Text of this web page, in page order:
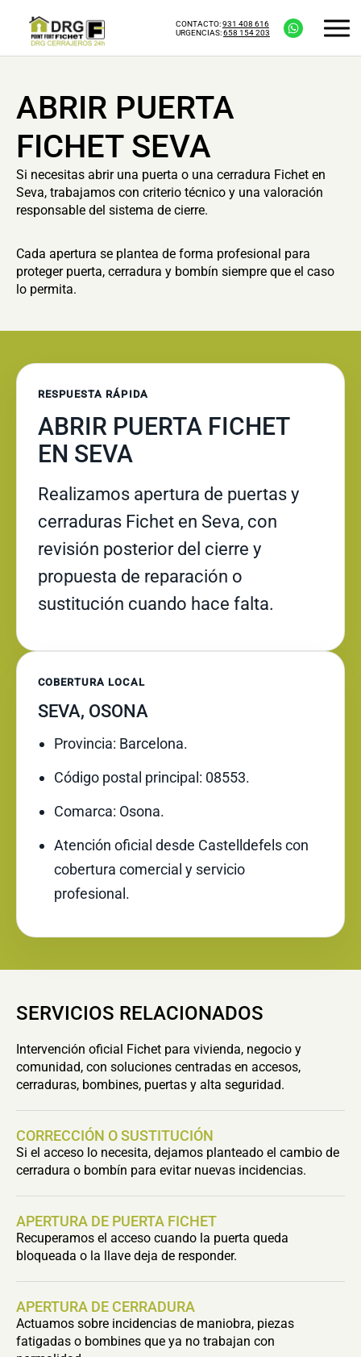
CONTACTO:931 408 616
URGENCIAS:658 154 203
ABRIR PUERTA
FICHET SEVA
Si necesitas abrir una puerta o una cerradura Fichet en
Seva, trabajamos con criterio técnico y una valoración
responsable del sistema de cierre.
Cada apertura se plantea de forma profesional para
proteger puerta, cerradura y bombín siempre que el caso
lo permita.
RESPUESTA RÁPIDA
ABRIR PUERTA FICHET
EN SEVA
Realizamos apertura de puertas y
cerraduras Fichet en Seva, con
revisión posterior del cierre y
propuesta de reparación o
sustitución cuando hace falta.
COBERTURA LOCAL
SEVA, OSONA
Provincia: Barcelona.
Código postal principal: 08553.
Comarca: Osona.
Atención oficial desde Castelldefels con
cobertura comercial y servicio
profesional.
SERVICIOS RELACIONADOS
Intervención oficial Fichet para vivienda, negocio y
comunidad, con soluciones centradas en accesos,
cerraduras, bombines, puertas y alta seguridad.
CORRECCIÓN O SUSTITUCIÓN
Si el acceso lo necesita, dejamos planteado el cambio de
cerradura o bombín para evitar nuevas incidencias.
APERTURA DE PUERTA FICHET
Recuperamos el acceso cuando la puerta queda
bloqueada o la llave deja de responder.
APERTURA DE CERRADURA
Actuamos sobre incidencias de maniobra, piezas
fatigadas o bombines que ya no trabajan con